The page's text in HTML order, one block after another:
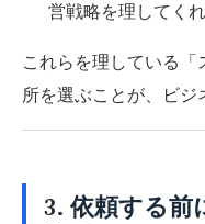
営戦略を理してくれ
これらを理している
所を選ぶことが、ビジ
3. 依頼する前